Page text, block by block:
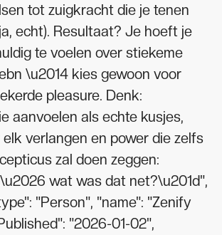
tot zuigkracht die je tenen
echt). Resultaat? Je hoeft je
te voelen over stiekeme
\u2014 kies gewoon voor
pleasure. Denk:
aanvoelen als echte kusjes,
verlangen en power die zelfs
zal doen zeggen:
wat was dat net?\u201d",
"Person", "name": "Zenify
"2026-01-02",